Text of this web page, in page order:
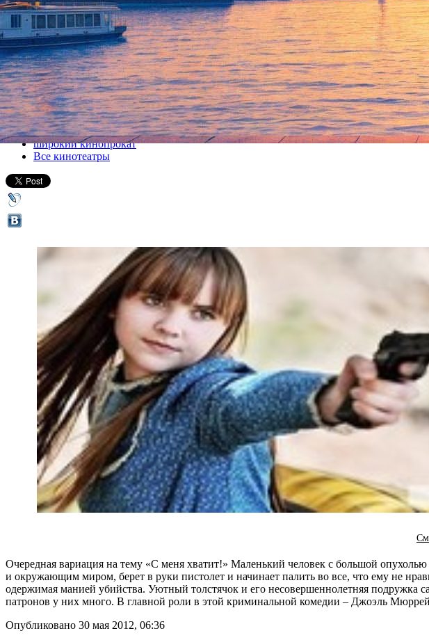
Боже, благослови Америку!
31 мая 2012, четверг-27 июня 2012, среда
Версия для печати
Все кино
широкий кинопрокат
Все кинотеатры
Очередная вариация на тему «С меня хватит!» Маленький человек с большой
и окружающим миром, берет в руки пистолет и начинает палить во все, что ему не
одержимая манией убийства. Уютный толстячок и его несовершеннолетняя
патронов у них много. В главной роли в этой криминальной комедии – Джоэль
Опубликовано 30 мая 2012, 06:36